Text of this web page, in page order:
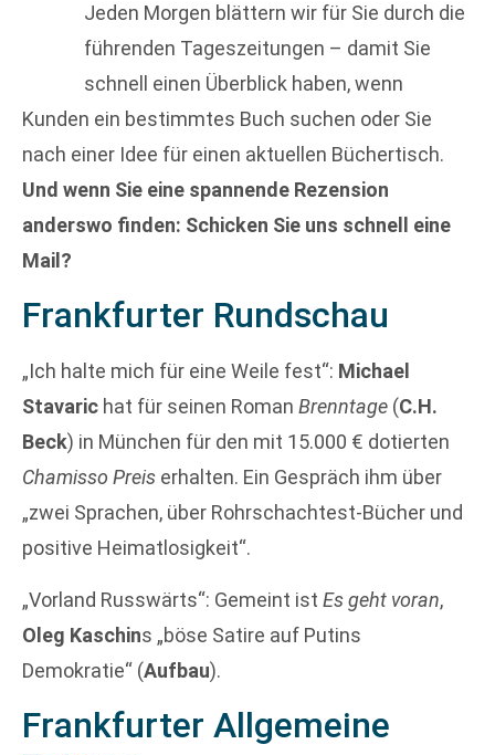
Jeden Morgen blättern wir für Sie durch die
führenden Tageszeitungen – damit Sie
schnell einen Überblick haben, wenn
Kunden ein bestimmtes Buch suchen oder Sie
nach einer Idee für einen aktuellen Büchertisch.
Und wenn Sie eine spannende Rezension
anderswo finden: Schicken Sie uns schnell eine
Mail?
Frankfurter Rundschau
„Ich halte mich für eine Weile fest“: Michael
Stavaric hat für seinen Roman Brenntage (C.H.
Beck) in München für den mit 15.000 € dotierten
Chamisso Preis erhalten. Ein Gespräch ihm über
„zwei Sprachen, über Rohrschachtest-Bücher und
positive Heimatlosigkeit“.
„Vorland Russwärts“: Gemeint ist Es geht voran,
Oleg Kaschins „böse Satire auf Putins
Demokratie“ (Aufbau).
Frankfurter Allgemeine